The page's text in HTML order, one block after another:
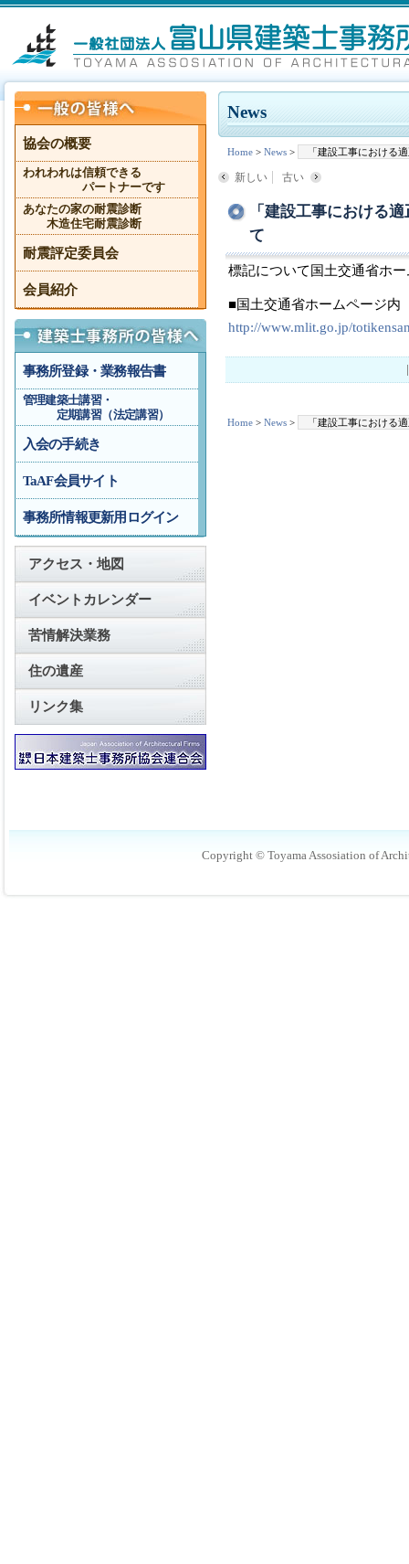
News
Home > News > 「建設工事における
新しい 古い
「建設工事における
て
標記について国土交通省ホ
■国土交通省ホームページ内
http://www.mlit.go.jp/
Home > News > 「建設工事における
協会の概要
われわれは信頼できる
パートナーです
あなたの家の耐震診断
木造住宅耐震診断
耐震評定委員会
会員紹介
事務所登録・業務報告書
管理建築士講習・
定期講習（法定講習）
入会の手続き
TaAF会員サイト
事務所情報更新用ログイン
アクセス・地図
イベントカレンダー
苦情解決業務
住の遺産
リンク集
Copyright © Toyama Assosiation of